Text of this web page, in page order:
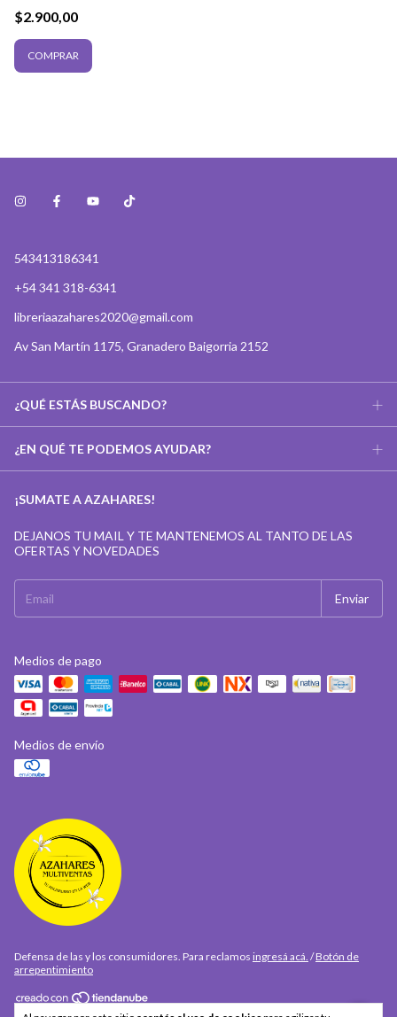
$2.900,00
COMPRAR
543413186341
+54 341 318-6341
libreriaazahares2020@gmail.com
Av San Martín 1175, Granadero Baigorria 2152
¿QUÉ ESTÁS BUSCANDO?
¿EN QUÉ TE PODEMOS AYUDAR?
¡SUMATE A AZAHARES!
DEJANOS TU MAIL Y TE MANTENEMOS AL TANTO DE LAS
OFERTAS Y NOVEDADES
Medios de pago
Medios de envío
Defensa de las y los consumidores. Para reclamos ingresá acá. / Botón de
arrepentimiento